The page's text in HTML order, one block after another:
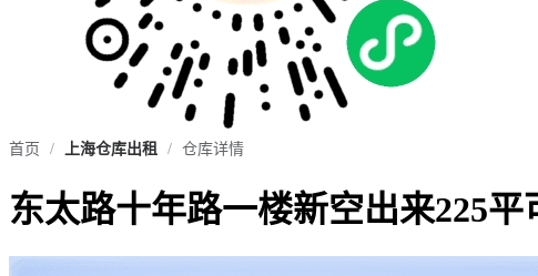
首页 / 上海仓库出租 / 仓库详情
东太路十年路一楼新空出来225